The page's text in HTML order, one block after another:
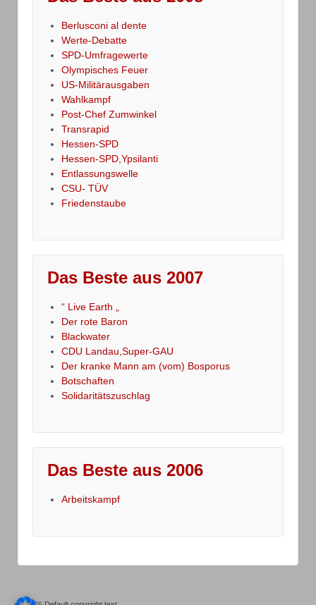
Berlusconi al dente
Werte-Debatte
SPD-Umfragewerte
Olympisches Feuer
US-Militärausgaben
Wahlkampf
Post-Chef Zumwinkel
Transrapid
Hessen-SPD
Hessen-SPD,Ypsilanti
Entlassungswelle
CSU- TÜV
Friedenstaube
Das Beste aus 2007
“ Live Earth „
Der rote Baron
Blackwater
CDU Landau,Super-GAU
Der kranke Mann am (vom) Bosporus
Botschaften
Solidaritätszuschlag
Das Beste aus 2006
Arbeitskampf